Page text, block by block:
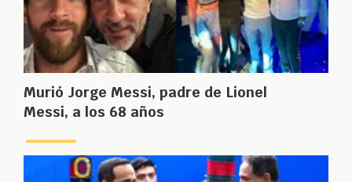
Murió Jorge Messi, padre de Lionel
Messi, a los 68 años